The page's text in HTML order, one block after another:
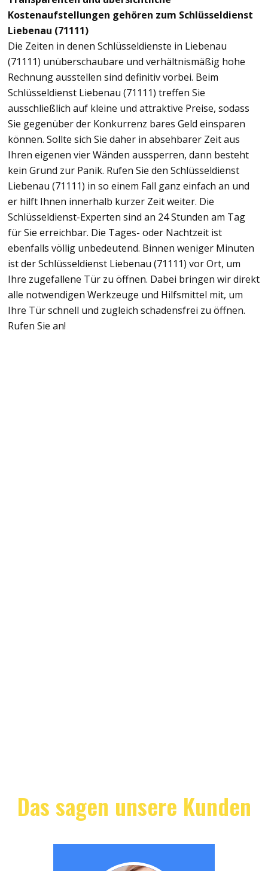
Kostenaufstellungen gehören zum Schlüsseldienst
Liebenau (71111)
Die Zeiten in denen Schlüsseldienste in Liebenau
(71111) unüberschaubare und verhältnismäßig hohe
Rechnung ausstellen sind definitiv vorbei. Beim
Schlüsseldienst Liebenau (71111) treffen Sie
ausschließlich auf kleine und attraktive Preise, sodass
Sie gegenüber der Konkurrenz bares Geld einsparen
können. Sollte sich Sie daher in absehbarer Zeit aus
Ihren eigenen vier Wänden aussperren, dann besteht
kein Grund zur Panik. Rufen Sie den Schlüsseldienst
Liebenau (71111) in so einem Fall ganz einfach an und
er hilft Ihnen innerhalb kurzer Zeit weiter. Die
Schlüsseldienst-Experten sind an 24 Stunden am Tag
für Sie erreichbar. Die Tages- oder Nachtzeit ist
ebenfalls völlig unbedeutend. Binnen weniger Minuten
ist der Schlüsseldienst Liebenau (71111) vor Ort, um
Ihre zugefallene Tür zu öffnen. Dabei bringen wir direkt
alle notwendigen Werkzeuge und Hilfsmittel mit, um
Ihre Tür schnell und zugleich schadensfrei zu öffnen.
Rufen Sie an!
Das sagen unsere Kunden